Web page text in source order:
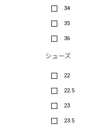
34
35
36
シューズ
22
22.5
23
23.5